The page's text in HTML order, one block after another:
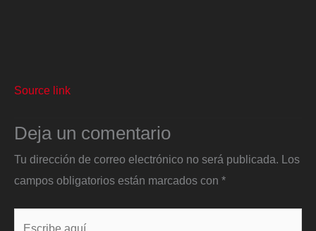
Source link
Deja un comentario
Tu dirección de correo electrónico no será publicada.
Los
campos obligatorios están marcados con *